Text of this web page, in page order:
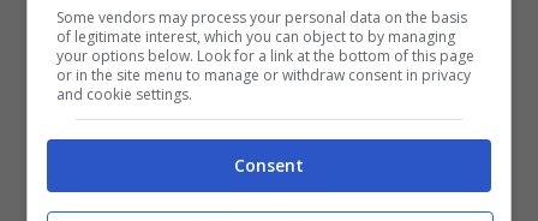
Harry vicino, insieme ad Archie e Lilibet Diana
riunendo così tutta la famiglia dopo lamorte del
principe Filippo. La fonte che ha rivelato i
programmi diHarry e Meghan
che la coppia ha intenzione dipassare le
festività natalizie in un’atmosfera semplice a
casa a Montecito, in California. Un modo
Some vendors may process your personal data on the basis
of legitimate interest, which you can object to by managing
your options below. Look for a link at the bottom of this page
or in the site menu to manage or withdraw consent in privacy
and cookie settings.
Consent